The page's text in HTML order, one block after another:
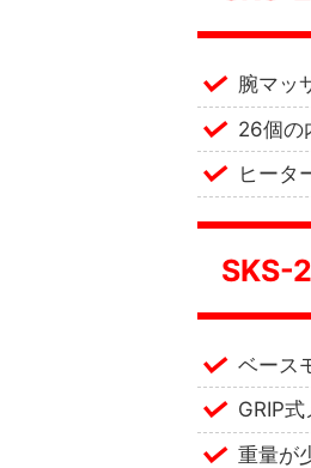
腕マッ
26個の
ヒータ
SKS-
ベース
GRIP式
重量が